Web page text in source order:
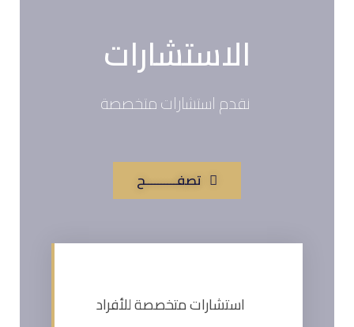
الاستشارات
تصفــــــــــح
استشارات متخصصة للأفراد